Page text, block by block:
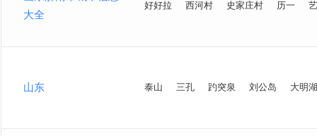
大全
好好拉 西河村 史家庄村 历一
山东 泰山 三孔 趵突泉 刘公岛 大明湖